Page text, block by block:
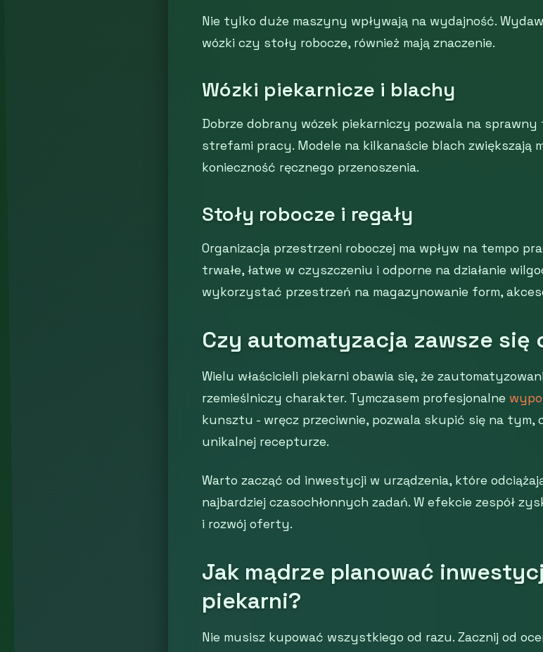
Nie tylko duże maszyny wpływają na wydajność.
wózki czy stoły robocze, również mają znaczenie.
Wózki piekarnicze i blachy
Dobrze dobrany wózek piekarniczy pozwala na
strefami pracy. Modele na kilkanaście blach zwiększają
konieczność ręcznego przenoszenia.
Stoły robocze i regały
Organizacja przestrzeni roboczej ma wpływ na tempo
trwałe, łatwe w czyszczeniu i odporne na działanie
wykorzystać przestrzeń na magazynowanie form,
Czy automatyzacja zawsze się
Wielu właścicieli piekarni obawia się, że
rzemieślniczy charakter. Tymczasem profesjonalne
kunsztu - wręcz przeciwnie, pozwala skupić się na tym,
unikalnej recepturze.
Warto zacząć od inwestycji w urządzenia, które
najbardziej czasochłonnych zadań. W efekcie zespół
i rozwój oferty.
Jak mądrze planować
piekarni?
Nie musisz kupować wszystkiego od razu. Zacznij od